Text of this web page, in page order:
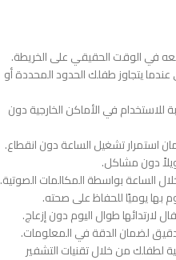
في الوقت الحقيقي على الخريطة.
يتجاوز طفلك الحدود المحددة أو
في الأماكن الخارجية دون
استمرار تشغيل الساعة دون انقطاع.
دون مشاكل.
الساعة بواسطة المكالمات الصوتية.
بها يوميًا للحفاظ على صحته.
طوال اليوم دون إزعاج.
لضمان الدقة في المعلومات.
لطفلك من خلال تقنيات التشفير